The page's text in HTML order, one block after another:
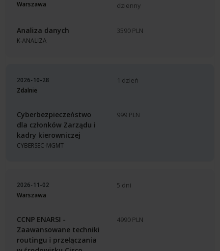
Warszawa
Analiza danych
K-ANALIZA
dzienny
3590 PLN
2026-10-28
Zdalnie
Cyberbezpieczeństwo
dla członków Zarządu i
kadry kierowniczej
CYBERSEC-MGMT
1 dzień
999 PLN
2026-11-02
Warszawa
CCNP ENARSI -
Zaawansowane techniki
routingu i przełączania
5 dni
4990 PLN